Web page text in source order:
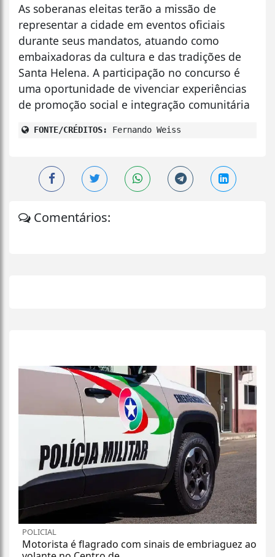
As soberanas eleitas terão a missão de
representar a cidade em eventos oficiais
durante seus mandatos, atuando como
embaixadoras da cultura e das tradições de
Santa Helena. A participação no concurso é
uma oportunidade de vivenciar experiências
de promoção social e integração comunitária
FONTE/CRÉDITOS: Fernando Weiss
Comentários:
POLICIAL
Motorista é flagrado com sinais de embriaguez ao